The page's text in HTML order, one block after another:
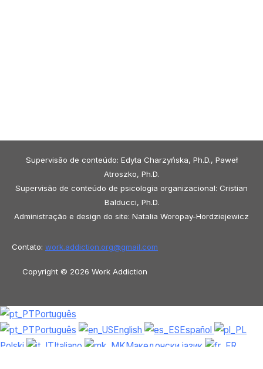
Supervisão de conteúdo: Edyta Charzyńska, Ph.D., Paweł
Atroszko, Ph.D.
Supervisão de conteúdo de psicologia organizacional: Cristian
Balducci, Ph.D.
Administração e design do site: Natalia Woropay-Hordziejewicz
Contato: work.addiction.org@gmail.com
Copyright © 2026 Work Addiction
Português
Português
English
Español
Polski
Italiano
Македонски јазик